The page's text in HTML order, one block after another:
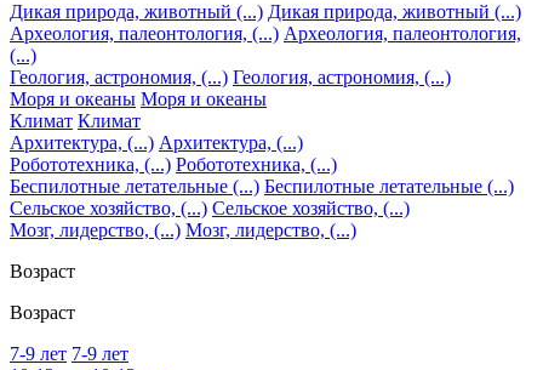
Дикая природа, животный (...) Дикая природа, животный (...)
Археология, палеонтология, (...) Археология, палеонтология,
(...)
Геология, астрономия, (...) Геология, астрономия, (...)
Моря и океаны Моря и океаны
Климат Климат
Архитектура, (...) Архитектура, (...)
Робототехника, (...) Робототехника, (...)
Беспилотные летательные (...) Беспилотные летательные (...)
Сельское хозяйство, (...) Сельское хозяйство, (...)
Мозг, лидерство, (...) Мозг, лидерство, (...)
Возраст
Возраст
7-9 лет 7-9 лет